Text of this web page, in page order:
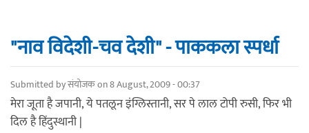
"नाव विदेशी-चव देशी" - पाककला स्पर्धा
Submitted byसंयोजकon 8 August, 2009 - 00:37
मेरा जूता है जपानी, ये पतलून इंग्लिस्तानी, सर पे लाल टोपी रुसी, फिर भी
दिल है हिंदुस्थानी |